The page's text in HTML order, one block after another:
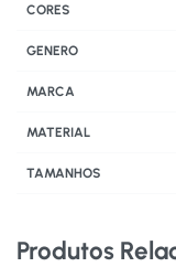
CORES
GENERO
MARCA
MATERIAL
TAMANHOS
Produtos